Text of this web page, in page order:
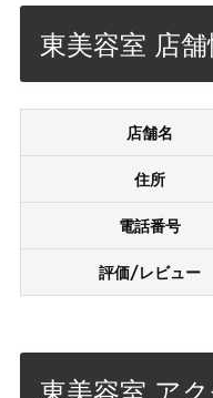
東美容室 店舗
店舗名
住所
電話番号
評価/レビュー
東美容室 ア